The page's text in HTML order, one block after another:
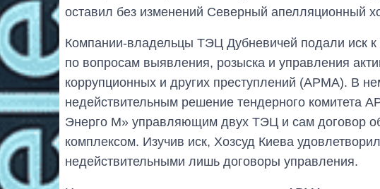
оставил без изменений Северный апелляционный
Компании-владельцы ТЭЦ Дубневичей подали иск к
по вопросам выявления, розыска и управления
коррупционных и других преступлений (АРМА). В
недействительным решение тендерного комитета
Энерго М» управляющим двух ТЭЦ и сам договор
комплексом. Изучив иск, Хозсуд Киева
недействительными лишь договоры управления.